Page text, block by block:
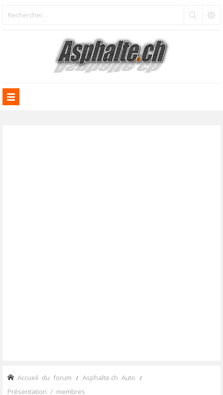
Accueil du forum Asphalte.ch Auto
Présentation / membres